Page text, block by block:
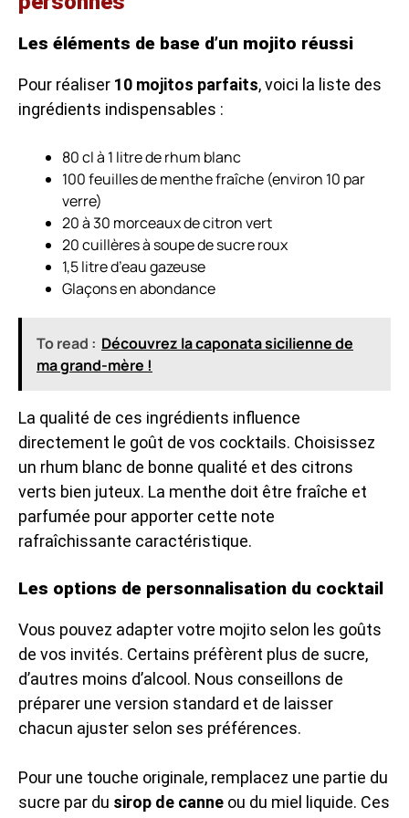
Les éléments de base d’un mojito réussi
Pour réaliser 10 mojitos parfaits, voici la liste des
ingrédients indispensables :
80 cl à 1 litre de rhum blanc
100 feuilles de menthe fraîche (environ 10 par
verre)
20 à 30 morceaux de citron vert
20 cuillères à soupe de sucre roux
1,5 litre d’eau gazeuse
Glaçons en abondance
To read : Découvrez la caponata sicilienne de
ma grand-mère !
La qualité de ces ingrédients influence
directement le goût de vos cocktails. Choisissez
un rhum blanc de bonne qualité et des citrons
verts bien juteux. La menthe doit être fraîche et
parfumée pour apporter cette note
rafraîchissante caractéristique.
Les options de personnalisation du cocktail
Vous pouvez adapter votre mojito selon les goûts
de vos invités. Certains préfèrent plus de sucre,
d’autres moins d’alcool. Nous conseillons de
préparer une version standard et de laisser
chacun ajuster selon ses préférences.
Pour une touche originale, remplacez une partie du
sucre par du sirop de canne ou du miel liquide. Ces